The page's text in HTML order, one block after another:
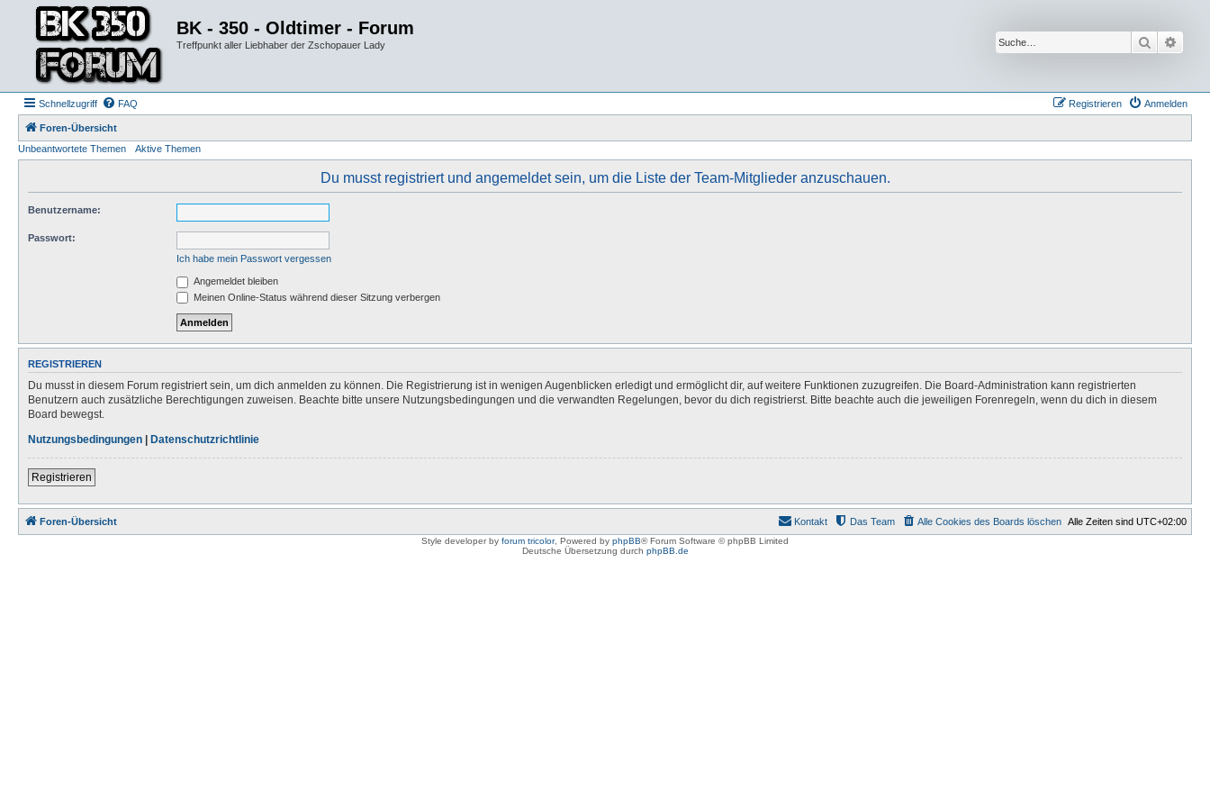
BK - 350 - Oldtimer - Forum
Treffpunkt aller Liebhaber der Zschopauer Lady Suche
Schnellzugriff FAQ Anmelden
Registrieren
Foren-Übersicht
Unbeantwortete Themen
Aktive Themen
Du musst registriert und angemeldet sein, um die Liste der Team-Mitglieder anzuschauen.
Benutzername:
Passwort:
Ich habe mein Passwort vergessen
Angemeldet bleiben
Meinen Online-Status während dieser Sitzung verbergen
REGISTRIEREN
Du musst in diesem Forum registriert sein, um dich anmelden zu können. Die Registrierung ist in wenigen Augenblicken erledigt und ermöglicht dir, auf weitere Funktionen zuzugreifen. Die Board-Administration kann registrierten
Benutzern auch zusätzliche Berechtigungen zuweisen. Beachte bitte unsere Nutzungsbedingungen und die verwandten Regelungen, bevor du dich registrierst. Bitte beachte auch die jeweiligen Forenregeln, wenn du dich in diesem
Board bewegst.
Nutzungsbedingungen | Datenschutzrichtlinie
Registrieren
Foren-Übersicht Alle Zeiten sind UTC+02:00
Alle Cookies des Boards löschen
Das Team
Kontakt
Style developer by forum tricolor, Powered by phpBB® Forum Software © phpBB Limited
Deutsche Übersetzung durch phpBB.de